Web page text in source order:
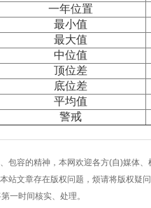
一年位置
最小值
最大值
中位值
顶位差
底位差
平均值
警戒
包容的精神，本网欢迎各方(自)媒体
站文章存在版权问题，烦请将版权疑
第一时间核实、处理。